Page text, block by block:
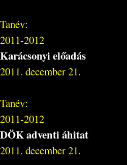
Tanév:
2011-2012
Karácsonyi előadás
2011. december 21.
Tanév:
2011-2012
DÖK adventi áhitat
2011. december 21.